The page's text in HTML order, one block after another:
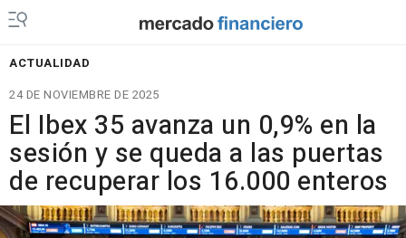
ACTUALIDAD
24 DE NOVIEMBRE DE 2025
El Ibex 35 avanza un 0,9% en la
sesión y se queda a las puertas
de recuperar los 16.000 enteros